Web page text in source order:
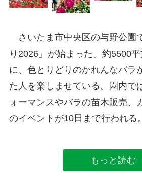
さいたま市中央区の与野公園
り2026」が始まった。約5500
に、色とりどりのかれんなバラ
た人を楽しませている。園内で
ォーマンスやバラの苗木販売、
のイベントが10日まで行われる。
もっと読む